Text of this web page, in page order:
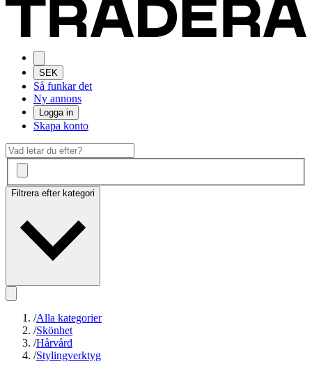
SEK
Så funkar det
Ny annons
Logga in
Skapa konto
Filtrera efter kategori
/Alla kategorier
/Skönhet
/Hårvård
/Stylingverktyg